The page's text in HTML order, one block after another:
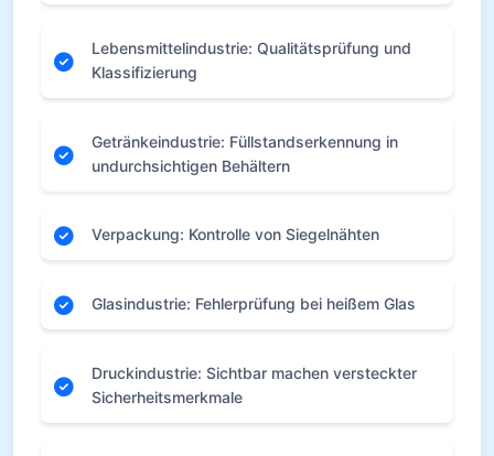
Lebensmittelindustrie: Qualitätsprüfung und
Klassifizierung
Getränkeindustrie: Füllstandserkennung in
undurchsichtigen Behältern
Verpackung: Kontrolle von Siegelnähten
Glasindustrie: Fehlerprüfung bei heißem Glas
Druckindustrie: Sichtbar machen versteckter
Sicherheitsmerkmale